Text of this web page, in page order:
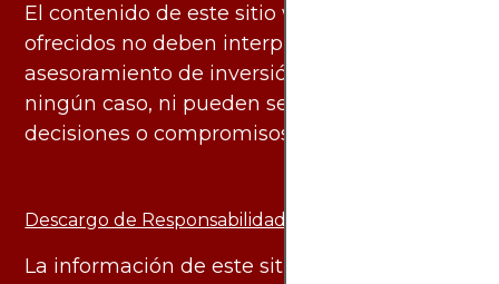
El contenido de este sitio web y los servicios
ofrecidos no deben interpretarse como
asesoramiento de inversión ni financiero en
ningún caso, ni pueden servir de base para
decisiones o compromisos de ningún tipo.
Descargo de Responsabilidad:
La información de este sitio web está